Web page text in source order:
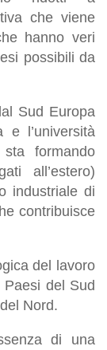
che viene
hanno veri
possibili da
Sud Europa
l’università
formando
all’estero)
industriale di
contribuisce
del lavoro
Paesi del Sud
Nord.
di una